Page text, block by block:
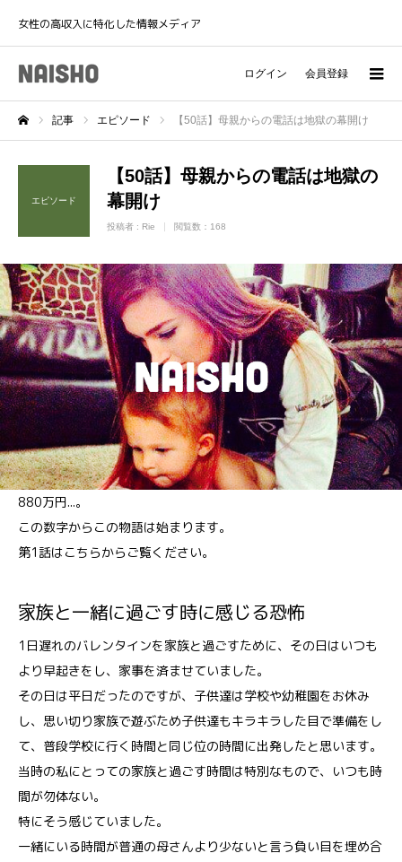
女性の高収入に特化した情報メディア
ログイン 会員登録
記事 エピソード 【50話】母親からの電話は地獄の幕開け
エピソード
【50話】母親からの電話は地獄の
幕開け
投稿者 : Rie 閲覧数：168
880万円...。
この数字からこの物語は始まります。
第1話はこちらからご覧ください。
家族と一緒に過ごす時に感じる恐怖
1日遅れのバレンタインを家族と過ごすために、その日はいつも
より早起きをし、家事を済ませていました。
その日は平日だったのですが、子供達は学校や幼稚園をお休み
し、思い切り家族で遊ぶため子供達もキラキラした目で準備をし
て、普段学校に行く時間と同じ位の時間に出発したと思います。
当時の私にとっての家族と過ごす時間は特別なもので、いつも時
間が勿体ない。
特にそう感じていました。
一緒にいる時間が普通の母さんより少ないと言う負い目を埋め合